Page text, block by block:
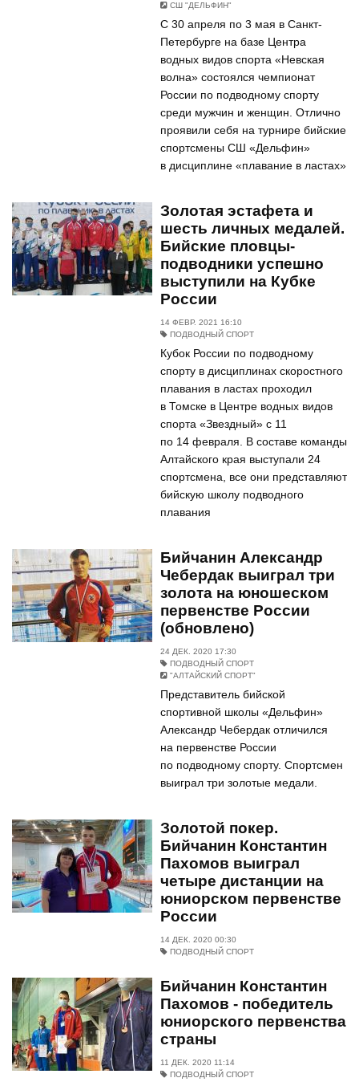
СШ "ДЕЛЬФИН"
С 30 апреля по 3 мая в Санкт-
Петербурге на базе Центра
водных видов спорта «Невская
волна» состоялся чемпионат
России по подводному спорту
среди мужчин и женщин. Отлично
проявили себя на турнире бийские
спортсмены СШ «Дельфин»
в дисциплине «плавание в ластах»
Золотая эстафета и
шесть личных медалей.
Бийские пловцы-
подводники успешно
выступили на Кубке
России
14 ФЕВР. 2021 16:10
ПОДВОДНЫЙ СПОРТ
Кубок России по подводному
спорту в дисциплинах скоростного
плавания в ластах проходил
в Томске в Центре водных видов
спорта «Звездный» с 11
по 14 февраля. В составе команды
Алтайского края выступали 24
спортсмена, все они представляют
бийскую школу подводного
плавания
Бийчанин Александр
Чебердак выиграл три
золота на юношеском
первенстве России
(обновлено)
24 ДЕК. 2020 17:30
ПОДВОДНЫЙ СПОРТ
"АЛТАЙСКИЙ СПОРТ"
Представитель бийской
спортивной школы «Дельфин»
Александр Чебердак отличился
на первенстве России
по подводному спорту. Спортсмен
выиграл три золотые медали.
Золотой покер.
Бийчанин Константин
Пахомов выиграл
четыре дистанции на
юниорском первенстве
России
14 ДЕК. 2020 00:30
ПОДВОДНЫЙ СПОРТ
Бийчанин Константин
Пахомов - победитель
юниорского первенства
страны
11 ДЕК. 2020 11:14
ПОДВОДНЫЙ СПОРТ